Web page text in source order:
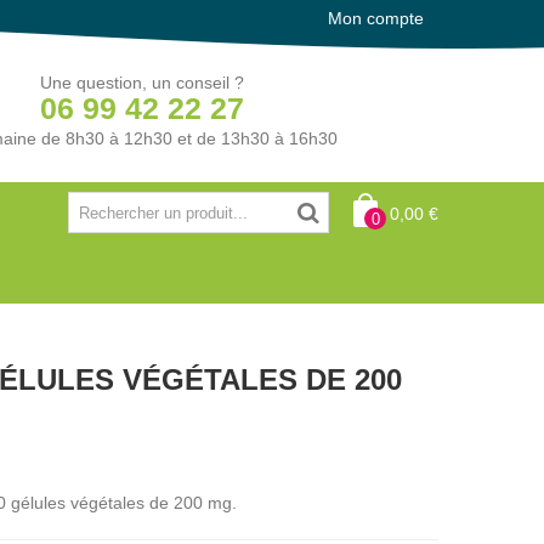
Mon compte
Une question, un conseil ?
06 99 42 22 27
de 8h30 à 12h30 et de 13h30 à 16h30
0 0,00 €
VÉGÉTALES DE 200
végétales de 200 mg.